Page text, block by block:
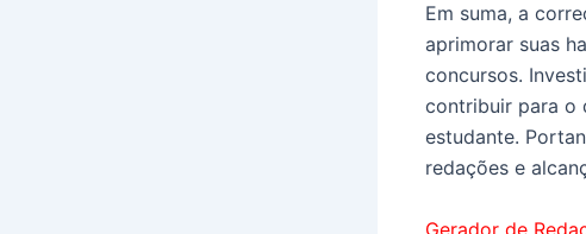
Em suma, a
aprimorar suas
concursos.
contribuir para o
estudante.
redações e
Gerador de